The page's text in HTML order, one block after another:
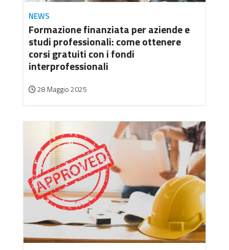
NEWS
Formazione finanziata per aziende e
studi professionali: come ottenere
corsi gratuiti con i fondi
interprofessionali
28 Maggio 2025